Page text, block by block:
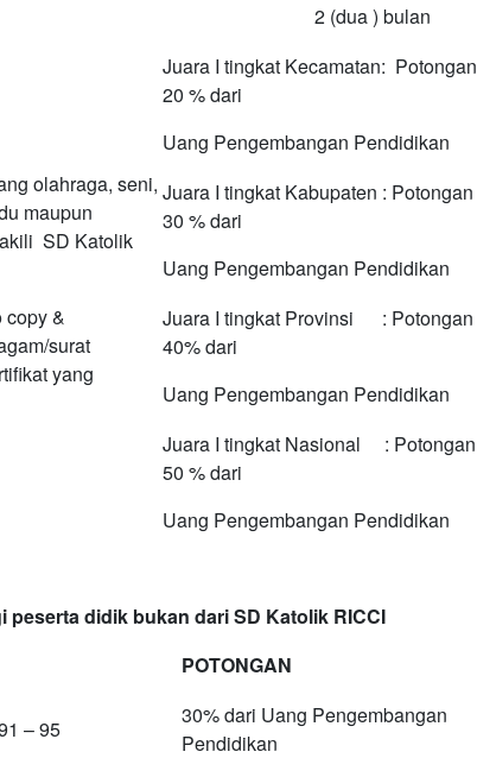
2 (dua ) bulan
olahraga, seni,
maupun
SD Katolik
&
surat
yang
Juara I tingkat Kecamatan: Potongan
20 % dari
Uang Pengembangan Pendidikan
Juara I tingkat Kabupaten : Potongan
30 % dari
Uang Pengembangan Pendidikan
Juara I tingkat Provinsi : Potongan
40% dari
Uang Pengembangan Pendidikan
Juara I tingkat Nasional : Potongan
50 % dari
Uang Pengembangan Pendidikan
peserta didik bukan dari SD Katolik RICCI
POTONGAN
– 95
30% dari Uang Pengembangan
Pendidikan